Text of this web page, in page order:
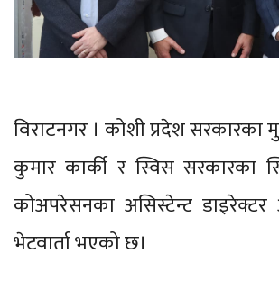
विराटनगर । कोशी प्रदेश सरकारका
कुमार कार्की र स्विस सरकारका
कोअपरेसनका असिस्टेन्ट डाइरेक्टर
भेटवार्ता भएको छ।